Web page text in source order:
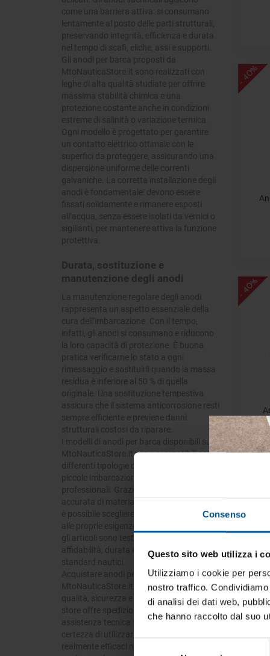
tua
vive la
Consenso
Questo sito web utilizza i
Utilizziamo i cookie per
nostro traffico.
di analisi dei dati web,
che hanno raccolto dal suo
come una barriera attiva: si consumano
lentamente al posto delle parti strutturali,
preservando integrità, efficienza e durata
nel tempo di scafi, eliche, assi e supporti.
Gli anodi per barca proposti da
MtoNauticaStore.it sono realizzati con
leghe di alta qualità studiate per offrire
massima stabilità chimica e una
protezione costante anche in condizioni
estreme di salinità o variazione termica.
Ogni modello è progettato per garantire
un contatto elettrico ottimale con le
superfici da proteggere, assicurando una
dispersione uniforme delle correnti
galvaniche. La corretta installazione degli
anodi è fondamentale: devono essere
fissati solidamente e rimanere esposti
all’acqua, senza essere isolati da vernici o
sigillanti, per mantenere attiva la funzione
protettiva.
Durata, sostituzione e
manutenzione degli anodi
La manutenzione regolare degli anodi
rappresenta un aspetto essenziale della
cura dell’imbarcazione. Con il tempo,
infatti, gli anodi si consumano e riducono
la loro capacità di protezione. È buona
pratica verificarne lo stato a ogni
rimessaggio e sostituirli quando la massa
residua è inferiore al 50 % di quella
originale. Una sostituzione tempestiva
assicura che il sistema anticorrosione resti
sempre efficiente e previene danni
strutturali costosi da riparare.
I modelli di anodi per barca disponibili su
MtoNauticaStore.it sono compatibili con
differenti tipologie di scafi e motori, dalle
piccole imbarcazioni da diporto alle unità
professionali. Grazie a una selezione
accurata di materiali, forme e dimensioni,
è possibile scegliere il prodotto più adatto
alle proprie esigenze di installazione. Tutti
gli articoli sono testati per garantire
affidabilità, durata e conformità agli
standard nautici.
Acquistare anodi per barca su
MtoNauticaStore.it significa scegliere
qualità, sicurezza e convenienza. Il nostro
store offre spedizioni rapide in tutta Italia,
assistenza tecnica specializzata e la
certezza di utilizzare componenti
realmente efficaci nel proteggere il tuo
- 40%
- 40%
- 40%